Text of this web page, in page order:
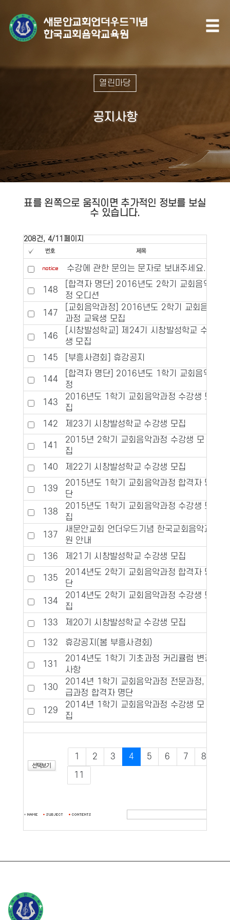
열린마당
공지사항
표를 왼쪽으로 움직이면 추가적인 정보를 보실
수 있습니다.
208건, 4/11페이지
수강에 관한 문의는 문자로 보내주세요.
148
[합격자 명단] 2016년도 2학기 교회음악과
정 오디션
147
[교회음악과정] 2016년도 2학기 교회음악
과정 교육생 모집
146
[시창발성학교] 제24기 시창발성학교 수강
생 모집
145
[부흥사경회] 휴강공지
144
[합격자 명단] 2016년도 1학기 교회음악과
정
143
2016년도 1학기 교회음악과정 수강생 모
집
142
제23기 시창발성학교 수강생 모집
141
2015년 2학기 교회음악과정 수강생 모
집
140
제22기 시창발성학교 수강생 모집
139
2015년도 1학기 교회음악과정 합격자 명
단
138
2015년도 1학기 교회음악과정 수강생 모
집
137
새문안교회 언더우드기념 한국교회음악교육
원 안내
136
제21기 시창발성학교 수강생 모집
135
2014년도 2학기 교회음악과정 합격자 명
단
134
2014년도 2학기 교회음악과정 수강생 모
집
133
제20기 시창발성학교 수강생 모집
132 휴강공지(봄 부흥사경회)
131
2014년도 1학기 기초과정 커리큘럼 변경
사항
130
2014년 1학기 교회음악과정 전문과정, 고
급과정 합격자 명단
129
2014년 1학기 교회음악과정 수강생 모
집
1 2 3 4 5 6 7 8
11